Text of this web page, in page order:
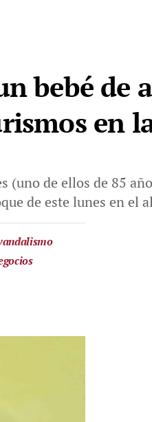
bebé de
en
de ellos de 85
de este lunes en el